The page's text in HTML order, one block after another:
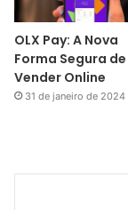
OLX Pay: A Nova
Forma Segura de
Vender Online
31 de janeiro de 2024